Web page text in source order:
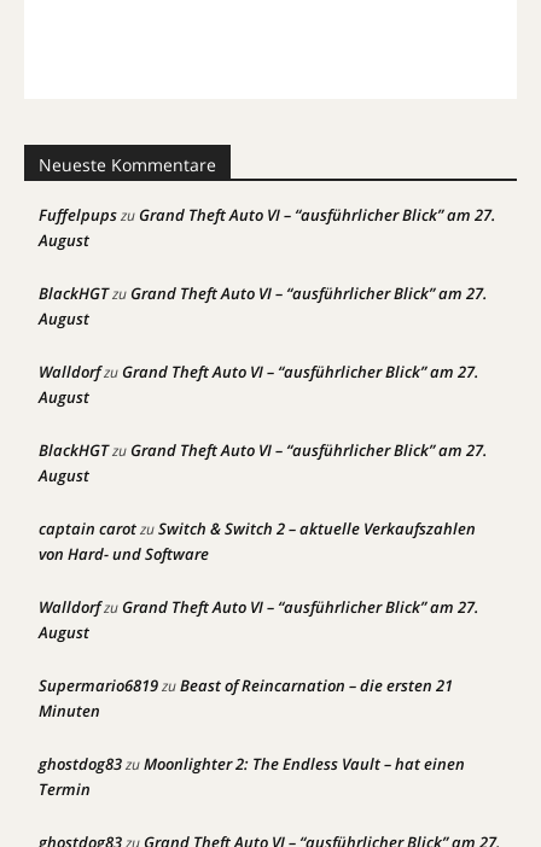
Neueste Kommentare
FuffelpupszuGrand Theft Auto VI – “ausführlicher Blick” am 27.
August
BlackHGTzuGrand Theft Auto VI – “ausführlicher Blick” am 27.
August
WalldorfzuGrand Theft Auto VI – “ausführlicher Blick” am 27.
August
BlackHGTzuGrand Theft Auto VI – “ausführlicher Blick” am 27.
August
captain carotzuSwitch & Switch 2 – aktuelle Verkaufszahlen
von Hard- und Software
WalldorfzuGrand Theft Auto VI – “ausführlicher Blick” am 27.
August
Supermario6819zuBeast of Reincarnation – die ersten 21
Minuten
ghostdog83zuMoonlighter 2: The Endless Vault – hat einen
Termin